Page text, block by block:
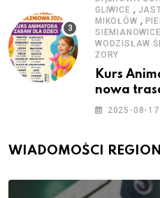
GLIWICE ,
MIKOŁÓW ,
WODZISŁAW
ŻORY
Kurs
nowa
– jesień
2025-08-17
WIADOMOŚCI